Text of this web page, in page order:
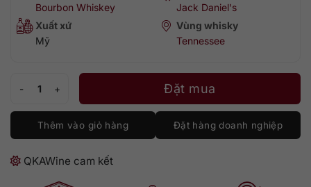
Bourbon Whiskey
Jack Daniel's
Xuất xứ
Mỹ
Vùng whisky
Tennessee
Rượu Jack Daniel's No.7 (700ml) số lượngĐặt mua
Thêm vào giỏ hàng Đặt hàng doanh nghiệp
QKAWine cam kết